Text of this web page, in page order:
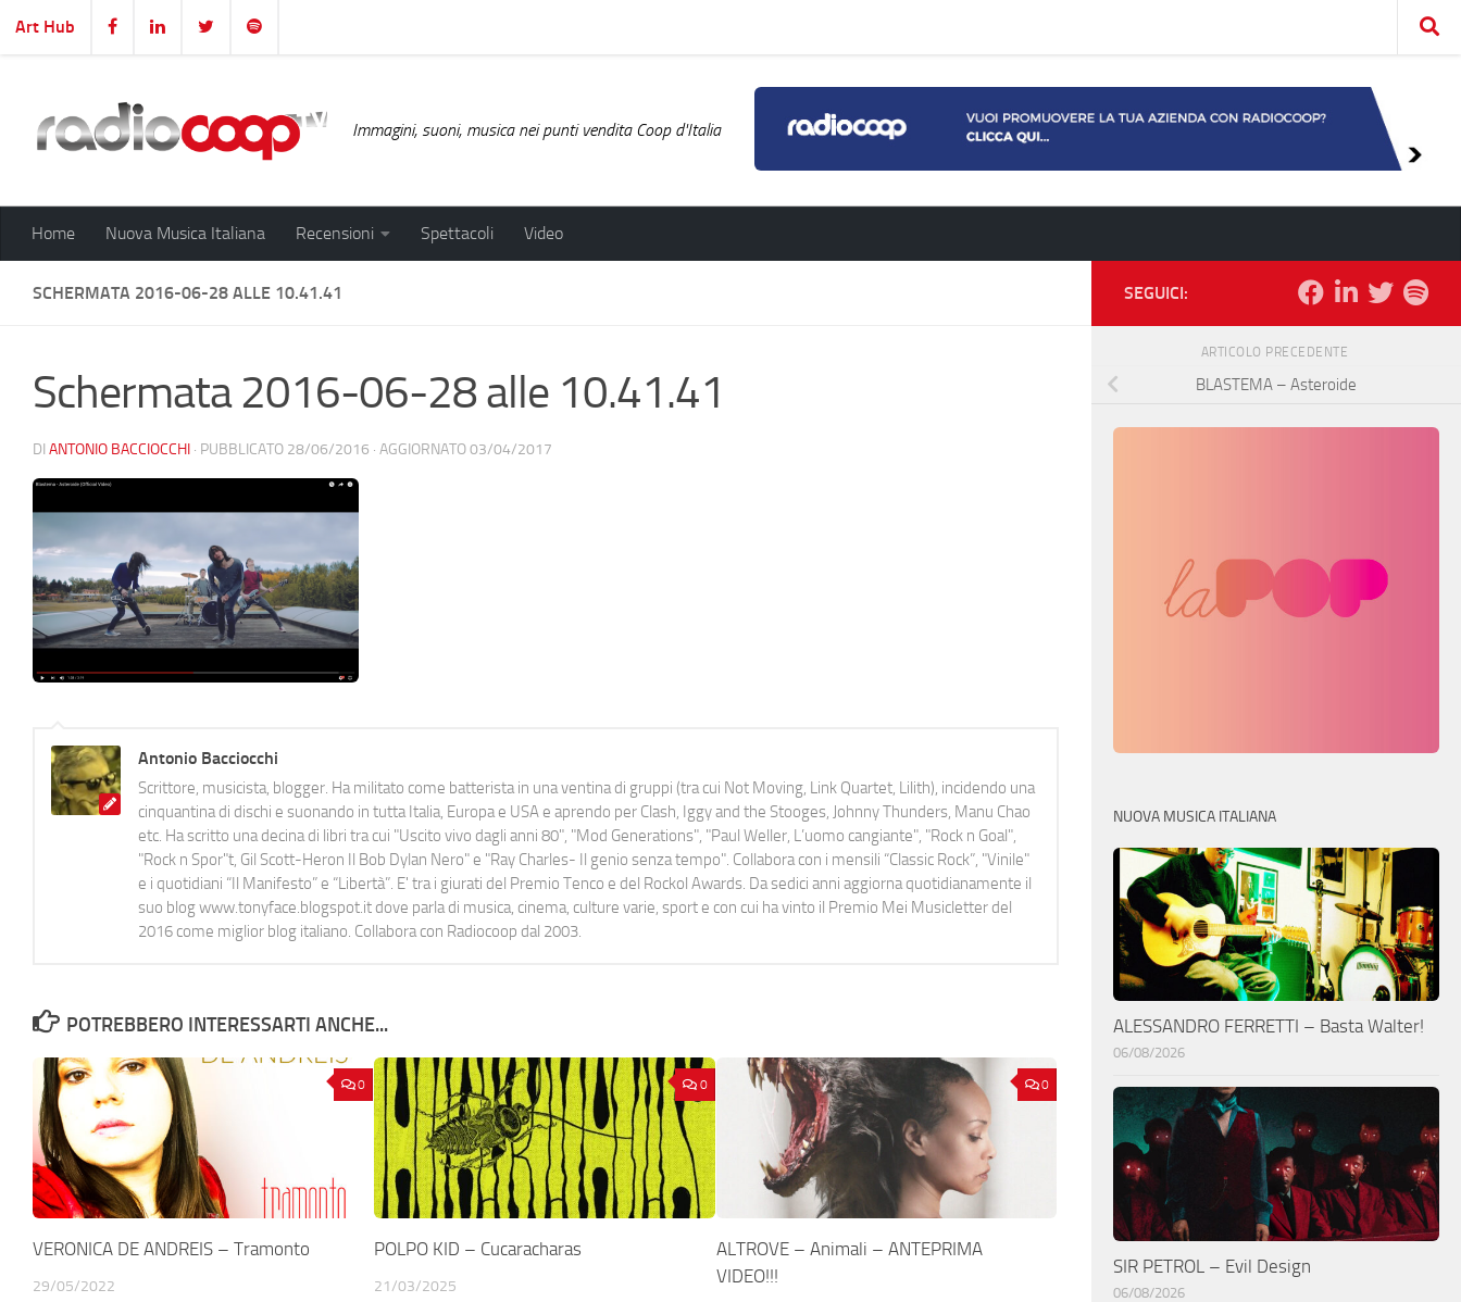
Salta al contenuto
Art Hub
Immagini, suoni, musica nei punti vendita Coop d'Italia
Home Nuova Musica Italiana Recensioni Spettacoli Video
SCHERMATA 2016-06-28 ALLE 10.41.41
Schermata 2016-06-28 alle 10.41.41
DI ANTONIO BACCIOCCHI · PUBBLICATO 28/06/2016 · AGGIORNATO03/04/2017
Antonio Bacciocchi
Scrittore, musicista, blogger. Ha militato come batterista in una ventina di gruppi (tra cui Not Moving, Link Quartet, Lilith), incidendo una
cinquantina di dischi e suonando in tutta Italia, Europa e USA e aprendo per Clash, Iggy and the Stooges, Johnny Thunders, Manu Chao
etc. Ha scritto una decina di libri tra cui "Uscito vivo dagli anni 80", "Mod Generations", "Paul Weller, L’uomo cangiante", "Rock n Goal",
"Rock n Spor"t, Gil Scott-Heron Il Bob Dylan Nero" e "Ray Charles- Il genio senza tempo". Collabora con i mensili “Classic Rock”, "Vinile"
e i quotidiani “Il Manifesto” e “Libertà”. E' tra i giurati del Premio Tenco e del Rockol Awards. Da sedici anni aggiorna quotidianamente il
suo blog www.tonyface.blogspot.it dove parla di musica, cinema, culture varie, sport e con cui ha vinto il Premio Mei Musicletter del
2016 come miglior blog italiano. Collabora con Radiocoop dal 2003.
POTREBBERO INTERESSARTI ANCHE...
0
VERONICA DE ANDREIS – Tramonto
29/05/2022
0
POLPO KID – Cucaracharas
21/03/2025
0
ALTROVE – Animali – ANTEPRIMA
VIDEO!!!
SEGUICI:
ARTICOLO PRECEDENTE
BLASTEMA – Asteroide
NUOVA MUSICA ITALIANA
ALESSANDRO FERRETTI – Basta Walter!
06/08/2026
SIR PETROL – Evil Design
06/08/2026